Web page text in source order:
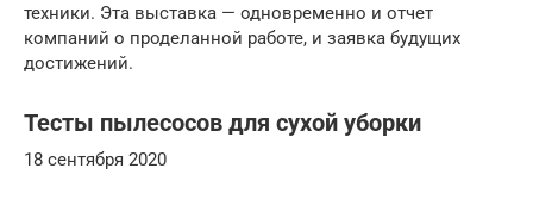
техники. Эта выставка — одновременно и отчет
компаний о проделанной работе, и заявка будущих
достижений.
Тесты пылесосов для сухой уборки
18 сентября 2020